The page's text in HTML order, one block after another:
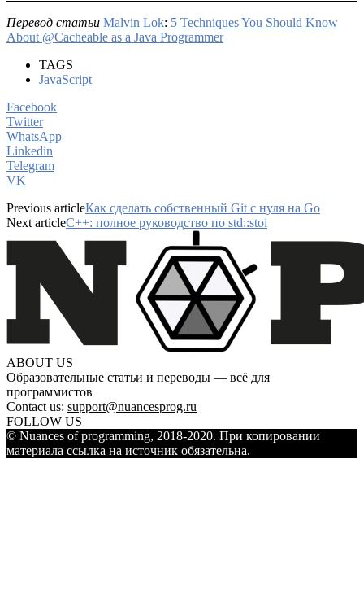
Перевод статьи Malvin Lok: 5 Techniques You Should Know
About @Cacheable as a Java Programmer
TAGS
JavaScript
Facebook
Twitter
WhatsApp
Linkedin
Telegram
VK
Previous articleКак сделать собственный Git с нуля на Go
Next articleC++: полное руководство по std::stoi
ABOUT US
Образовательные статьи и переводы — всё для
программистов
Contact us: support@nuancesprog.ru
FOLLOW US
© Nuances of programming, 2018-2020. При копировании
материала ссылка на источник обязательна.